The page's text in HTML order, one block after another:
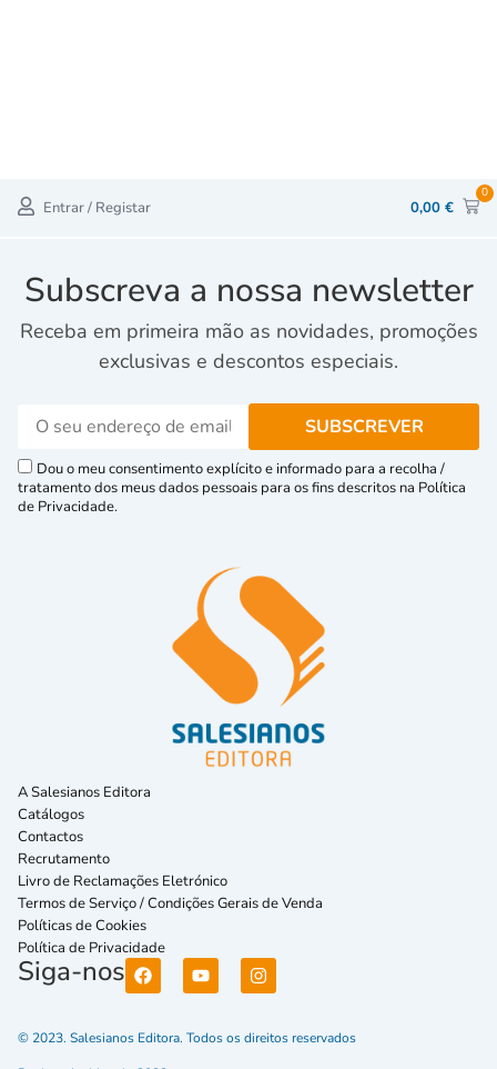
Entrar / Registar 0,00 €
0
Subscreva a nossa newsletter
Receba em primeira mão as novidades, promoções
exclusivas e descontos especiais.
Dou o meu consentimento explícito e informado para a recolha /
tratamento dos meus dados pessoais para os fins descritos na Política
de Privacidade.
A Salesianos Editora
Catálogos
Contactos
Recrutamento
Livro de Reclamações Eletrónico
Termos de Serviço / Condições Gerais de Venda
Políticas de Cookies
Política de Privacidade
Siga-nos
© 2023. Salesianos Editora. Todos os direitos reservados